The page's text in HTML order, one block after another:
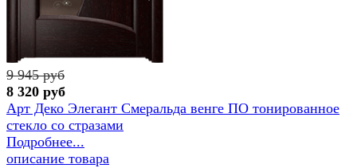
9 945 руб
8 320 руб
Арт Деко Элегант Смеральда венге ПО тонированное
стекло сo стразами
Подробнее...
описание товара